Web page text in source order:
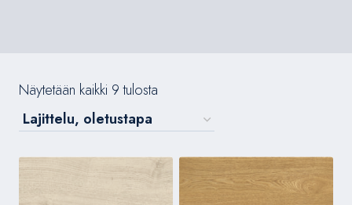
Näytetään kaikki 9 tulosta